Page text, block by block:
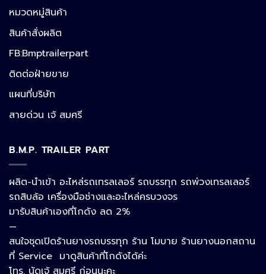
หมวดหมู่สินค้า
สินค้าสั่งผลิต
FB:Bmptrailerpart
ติดต่อฝ่ายขาย
แผนที่บริษัท
สายด่วน เจ้ สมศรี
B.M.P. TRAILER PART
ผลิต-นำเข้า อะไหล่รถเทรลเลอร์ รถบรรทุก รถพ่วงเทรลเลอร์
รถสิบล้อ เครื่องมือช่างและอะไหล่ครบวงจร
มารับสินค้าเองที่โกดัง ลด 2%
—
สนใจชุดเปิดร้านยางรถบรรทุก ร้าน โมบาย ร้านยางนอกสถาน
ที่ Service มาดูสินค้าที่โกดังได้ค่ะ
โทร. นัดเจ้ สมศรี ก่อนนะคะ